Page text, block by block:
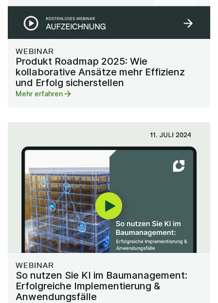
WEBINAR
Produkt Roadmap 2025: Wie
kollaborative Ansätze mehr Effizienz
und Erfolg sicherstellen
Mehr erfahren
WEBINAR
So nutzen Sie KI im Baumanagement:
Erfolgreiche Implementierung &
Anwendungsfälle